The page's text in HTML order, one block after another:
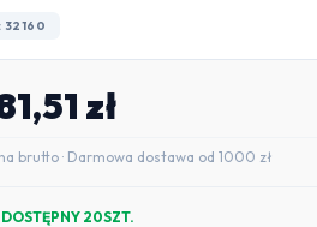
32160
zł
brutto · Darmowa dostawa od 1000 zł
DOSTĘPNY 20SZT.